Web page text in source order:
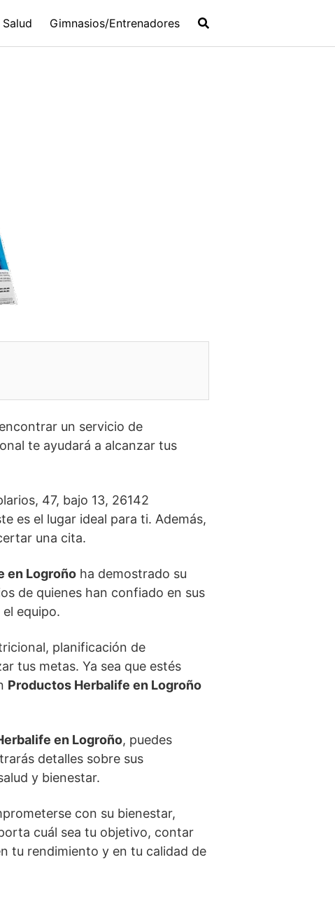
Salud Gimnasios/Entrenadores
un servicio de
te ayudará a alcanzar tus
47, bajo 13, 26142
es el lugar ideal para ti. Además,
una cita.
en Logroño ha demostrado su
de quienes han confiado en sus
equipo.
planificación de
tus metas. Ya sea que estés
Productos Herbalife en Logroño
en Logroño, puedes
detalles sobre sus
y bienestar.
con su bienestar,
cuál sea tu objetivo, contar
tu rendimiento y en tu calidad de